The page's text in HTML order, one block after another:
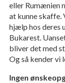
eller Rumænien
at kunne
hjælp hos deres
Bukarest.
bliver det med
Og så kender vi
Ingen